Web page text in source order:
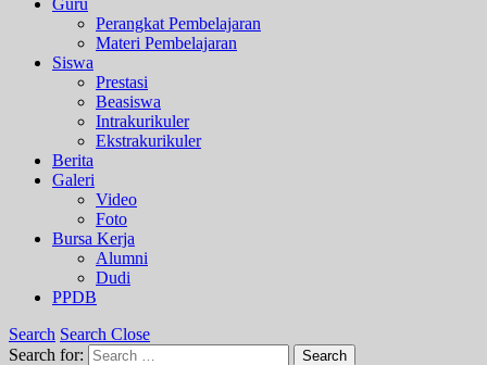
Guru
Perangkat Pembelajaran
Materi Pembelajaran
Siswa
Prestasi
Beasiswa
Intrakurikuler
Ekstrakurikuler
Berita
Galeri
Video
Foto
Bursa Kerja
Alumni
Dudi
PPDB
Search Search Close
Search for:
Search